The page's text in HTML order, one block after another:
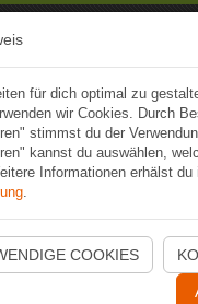
Naviki App jetzt
für dich optimal zu
wir Cookies. Durch
stimmst du der
kannst du auswählen,
Informationen erhälst du
.
COOKIES